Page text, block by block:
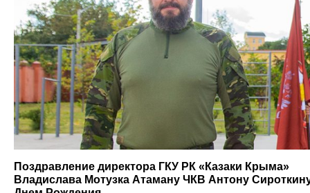
Поздравление директора ГКУ РК «Казаки Крыма»
Владислава Мотузка Атаману ЧКВ Антону